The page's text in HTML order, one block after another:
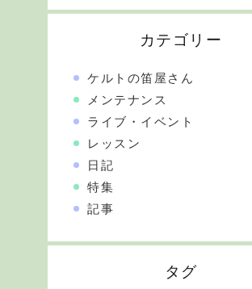
カテゴリー
ケルトの笛屋さん
メンテナンス
ライブ・イベント
レッスン
日記
特集
記事
タグ